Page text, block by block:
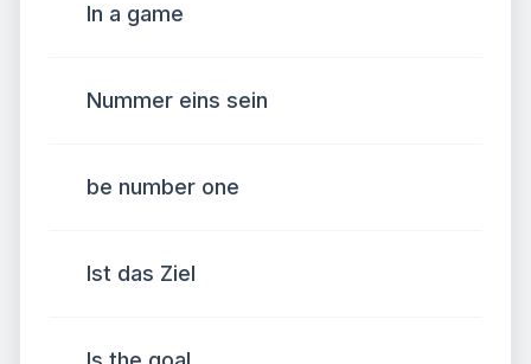
In a game
Nummer eins sein
be number one
Ist das Ziel